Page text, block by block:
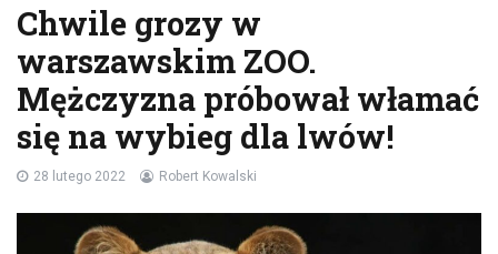
Chwile grozy w
warszawskim ZOO.
Mężczyzna próbował włamać
się na wybieg dla lwów!
28 lutego 2022 Robert Kowalski